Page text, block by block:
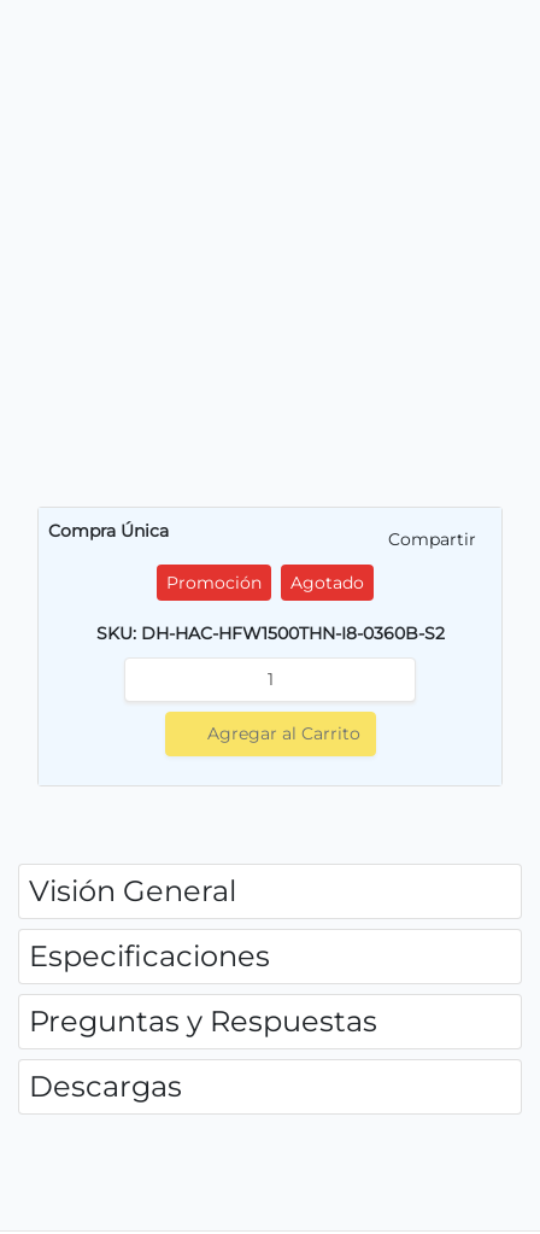
Compra Única
Compartir
Promoción
Agotado
SKU: DH-HAC-HFW1500THN-I8-0360B-S2
Agregar al Carrito
Visión General
Especificaciones
Preguntas y Respuestas
Descargas